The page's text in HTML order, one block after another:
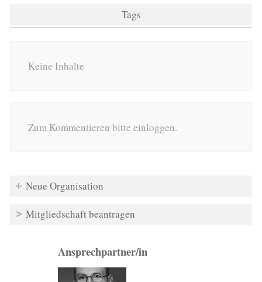
Tags
Keine Inhalte
Zum Kommentieren bitte einloggen.
Neue Organisation
Mitgliedschaft beantragen
Ansprechpartner/in